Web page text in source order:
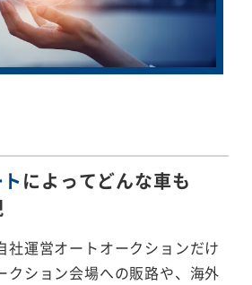
によってどんな車も
社運営オートオークションだけ
クション会場への販路や、海外